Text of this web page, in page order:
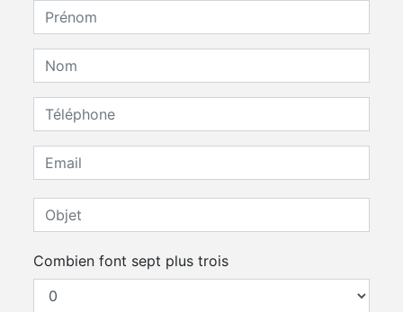
Combien font sept plus trois